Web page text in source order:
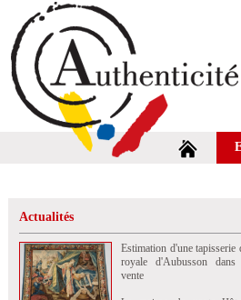
Actualités
Estimation d'une tapisserie
royale d'Aubusson dans
vente